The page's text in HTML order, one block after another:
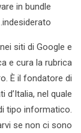
in bundle
indesiderato.
siti di Google e
e cura la rubrica
È il fondatore di
d’Italia, nel quale
tipo informatico.
se non ci sono